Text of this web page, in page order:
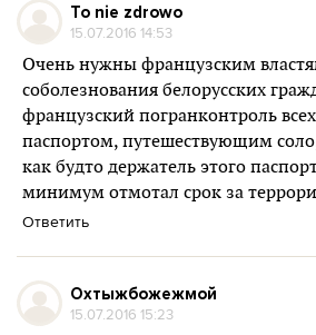
To nie zdrowo
15.07.2016 14:53
Очень нужны французским
соболезнования белорусских
французский погранконтроль
паспортом, путешествующим
как будто держатель этого
минимум отмотал срок за
Ответить
Охтыжбожежмой
15.07.2016 15:23